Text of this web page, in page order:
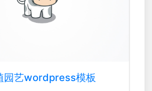
园艺wordpress模板